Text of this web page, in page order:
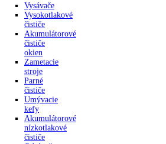
Vysávače
Vysokotlakové
čističe
Akumulátorové
čističe
okien
Zametacie
stroje
Parné
čističe
Umývacie
kefy
Akumulátorové
nízkotlakové
čističe